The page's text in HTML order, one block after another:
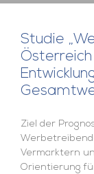
Studie
Ziel der
Vermarktern
Orientierung